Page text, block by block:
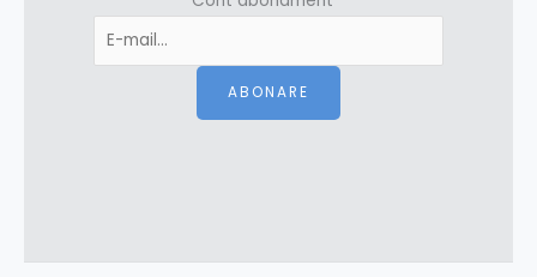
ABONARE